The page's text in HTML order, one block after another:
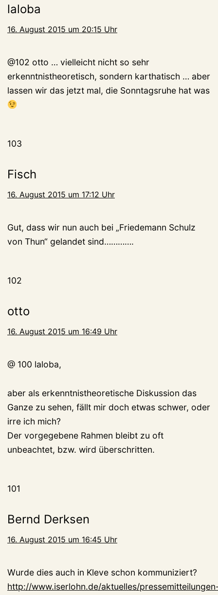
laloba
16. August 2015 um 20:15 Uhr
@102 otto … vielleicht nicht so sehr
erkenntnistheoretisch, sondern karthatisch … aber
lassen wir das jetzt mal, die Sonntagsruhe hat was
103
Fisch
16. August 2015 um 17:12 Uhr
Gut, dass wir nun auch bei „Friedemann Schulz
von Thun“ gelandet sind………….
102
otto
16. August 2015 um 16:49 Uhr
@ 100 laloba,
aber als erkenntnistheoretische Diskussion das
Ganze zu sehen, fällt mir doch etwas schwer, oder
irre ich mich?
Der vorgegebene Rahmen bleibt zu oft
unbeachtet, bzw. wird überschritten.
101
Bernd Derksen
16. August 2015 um 16:45 Uhr
Wurde dies auch in Kleve schon kommuniziert?
http://www.iserlohn.de/aktuelles/